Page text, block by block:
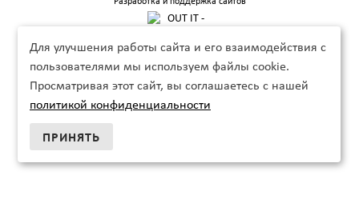
Для улучшения работы сайта и его взаимодействия с
пользователями мы используем файлы cookie.
Просматривая этот сайт, вы соглашаетесь с нашей
политикой конфиденциальности
ПРИНЯТЬ